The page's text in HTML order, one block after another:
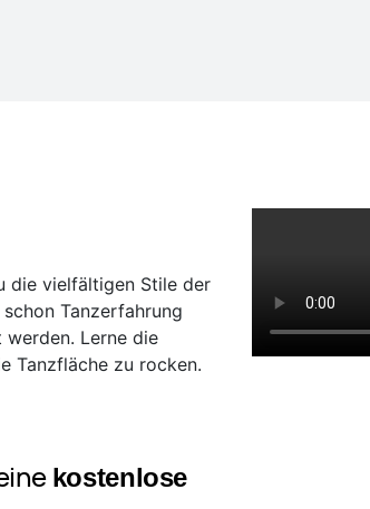
die vielfältigen Stile der
Tanzerfahrung
Lerne die
Tanzfläche zu rocken.
kostenlose